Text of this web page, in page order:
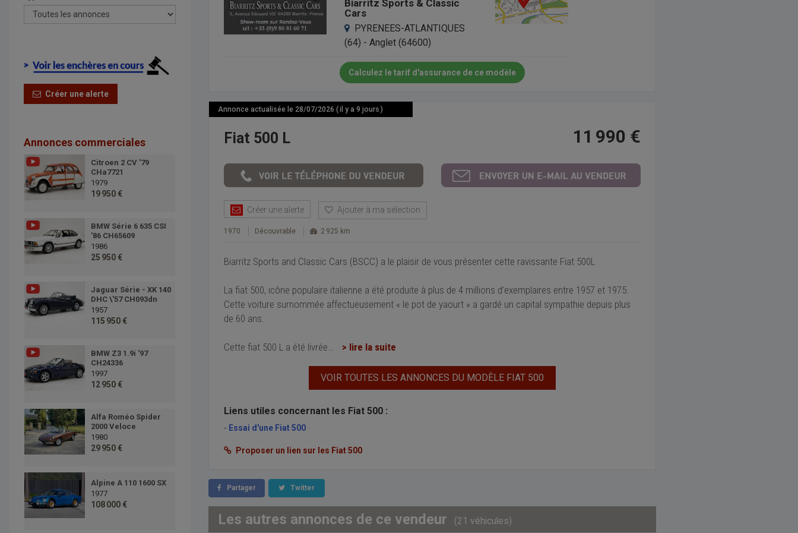
Créer une alerte
Annonces commerciales
Citroen 2 CV '79
CHa7721
1979
19 950 €
BMW Série 6 635 CSI
'86 CH65609
1986
25 950 €
Jaguar Série - XK 140
DHC \'57 CH093dn
1957
115 950 €
BMW Z3 1.9i '97
CH24336
1997
12 950 €
Alfa Roméo Spider
2000 Veloce
1980
29 950 €
Alpine A 110 1600 SX
1977
108 000 €
Biarritz Sports & Classic
Cars
PYRENEES-ATLANTIQUES
(64) - Anglet (64600)
Calculez le tarif d'assurance de ce modèle
Annonce actualisée le 28/07/2026 ( il y a 9 jours )
Fiat 500 L 11 990 €
Créer une alerte Ajouter à ma sélection
1970 Découvrable 2 925 km
Biarritz Sports and Classic Cars (BSCC) a le plaisir de vous présenter cette ravissante Fiat 500L
La fiat 500, icône populaire italienne a été produite à plus de 4 millions d’exemplaires entre 1957 et 1975.
Cette voiture surnommée affectueusement « le pot de yaourt » a gardé un capital sympathie depuis plus
de 60 ans.
Cette fiat 500 L a été livrée > lire la suite
VOIR TOUTES LES ANNONCES DU MODÈLE FIAT 500
Liens utiles concernant les Fiat 500 :
- Essai d'une Fiat 500
Proposer un lien sur les Fiat 500
Partager Twitter
Les autres annonces de ce vendeur (21 véhicules)